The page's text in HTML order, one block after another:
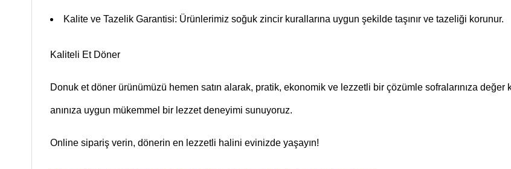
Kalite ve Tazelik Garantisi: Ürünlerimiz soğuk zincir kurallarına uygun şekilde taşınır ve tazeliği korunur.
Kaliteli Et Döner
Donuk et döner ürünümüzü hemen satın alarak, pratik, ekonomik ve lezzetli bir çözümle sofralarınıza
anınıza uygun mükemmel bir lezzet deneyimi sunuyoruz.
Online sipariş verin, dönerin en lezzetli halini evinizde yaşayın!